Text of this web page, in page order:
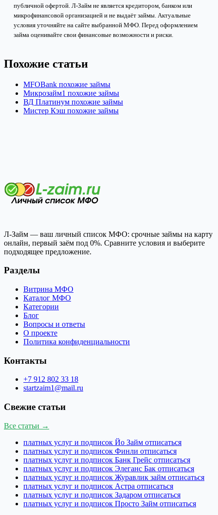
публичной офертой. Л-Займ не является кредитором, банком или
микрофинансовой организацией и не выдаёт займы. Актуальные
условия уточняйте на сайте выбранной МФО. Перед оформлением
займа оценивайте свои финансовые возможности и риски.
Похожие статьи
MFOBank похожие займы
Микрозайм1 похожие займы
ВД Платинум похожие займы
Мистер Кэш похожие займы
Л-Займ — ваш личный список МФО: срочные займы на карту
онлайн, первый заём под 0%. Сравните условия и выберите
подходящее предложение.
Разделы
Витрина МФО
Каталог МФО
Категории
Блог
Вопросы и ответы
О проекте
Политика конфиденциальности
Контакты
+7 912 802 33 18
startzaim1@mail.ru
Свежие статьи
Все статьи →
платных услуг и подписок Йо Займ отписаться
платных услуг и подписок Финли отписаться
платных услуг и подписок Банк Грейс отписаться
платных услуг и подписок Элеганс Бак отписаться
платных услуг и подписок Журавлик займ отписаться
платных услуг и подписок Астра отписаться
платных услуг и подписок Задаром отписаться
платных услуг и подписок Просто Займ отписаться